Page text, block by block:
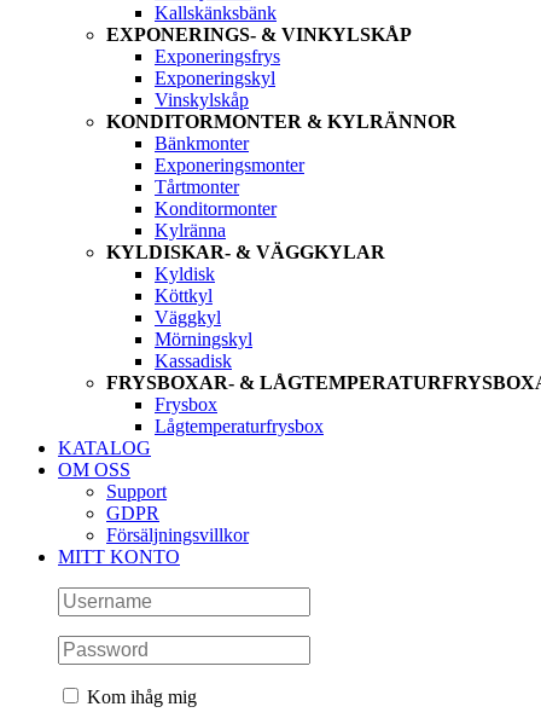
Kallskänksbänk
EXPONERINGS- & VINKYLSKÅP
Exponeringsfrys
Exponeringskyl
Vinskylskåp
KONDITORMONTER & KYLRÄNNOR
Bänkmonter
Exponeringsmonter
Tårtmonter
Konditormonter
Kylränna
KYLDISKAR- & VÄGGKYLAR
Kyldisk
Köttkyl
Väggkyl
Mörningskyl
Kassadisk
FRYSBOXAR- &
Frysbox
Lågtemperaturfrysbox
KATALOG
OM OSS
Support
GDPR
Försäljningsvillkor
MITT KONTO
Kom ihåg mig